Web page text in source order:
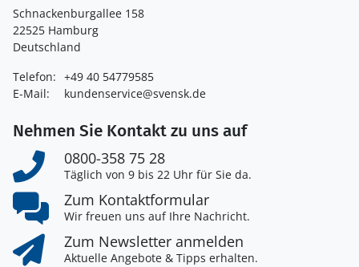
Schnackenburgallee 158
22525 Hamburg
Deutschland
Telefon: +49 40 54779585
E-Mail:
kundenservice@svensk.de
Nehmen Sie Kontakt zu uns auf
0800-358 75 28
Täglich von 9 bis 22 Uhr für Sie da.
Zum Kontaktformular
Wir freuen uns auf Ihre Nachricht.
Zum Newsletter anmelden
Aktuelle Angebote & Tipps erhalten.